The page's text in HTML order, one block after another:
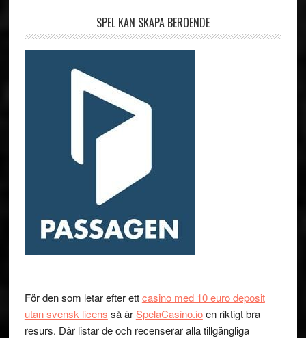
SPEL KAN SKAPA BEROENDE
För den som letar efter ettcasino med 10 euro deposit
utan svensk licens så ärSpelaCasino.ioen riktigt bra
resurs. Där listar de och recenserar alla tillgängliga